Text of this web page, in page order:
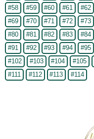
#58
#59 #60 #61 #62
#69
#70 #71 #72 #73
#80
#81 #82 #83 #84
#91
#92 #93 #94 #95
#102
#103 #104 #105
#111
#112 #113 #114